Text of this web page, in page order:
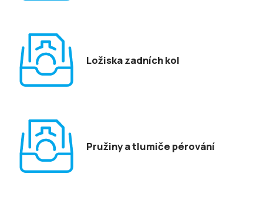
Ložiska zadních kol
Pružiny a tlumiče pérování